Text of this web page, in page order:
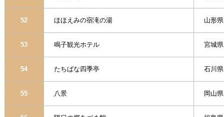
52 ほほえみの宿滝の湯 山形
53 鳴子観光ホテル 宮城
54 たちばな四季亭 石川
55 八景 岡山